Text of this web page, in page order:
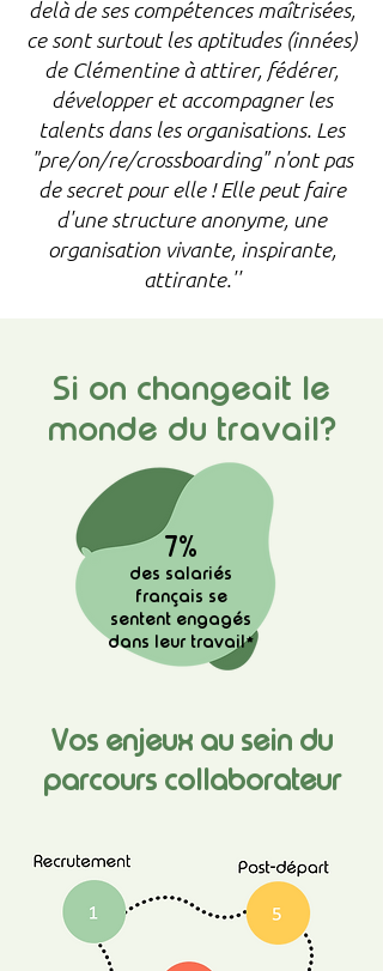
delà de ses compétences maîtrisées,
ce sont surtout les aptitudes (innées)
de Clémentine à attirer, fédérer,
développer et accompagner les
talents dans les organisations. Les
"pre/on/re/crossboarding" n'ont pas
de secret pour elle ! Elle peut faire
d'une structure anonyme, une
organisation vivante, inspirante,
attirante.''
Si on changeait le
monde du travail?
7%
des salariés
français se
sentent engagés
dans leur travail*
Vos enjeux au sein du
parcours collaborateur